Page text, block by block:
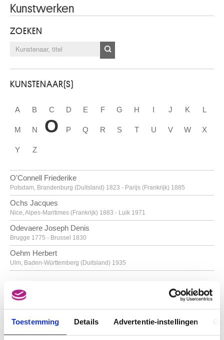
Toestemming Details Advertentie-instellingen
Kunstwerken
ZOEKEN
KUNSTENAAR(S)
A B C D E F G H I J K L
M N O P Q R S T U V W X
Y Z
O'Connell Friederike
Potsdam, Brandenburg (Duitsland) 1823 - Parijs (Frankrijk) 1885
Ochs Jacques
Nice, Alpes-Maritimes (Frankrijk) 1883 - Luik 1971
Odevaere Joseph Denis
Brugge 1775 - Brussel 1830
Oehm Herbert
Ulm, Baden-Württemberg (Duitsland) 1935
Tokio (Japan) 1898 - 1978
Oldenburg Claes Thure
Oleffe Auguste
OOSTENRIJKSE SCHOOL